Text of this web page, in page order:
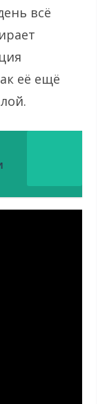
всё
её ещё